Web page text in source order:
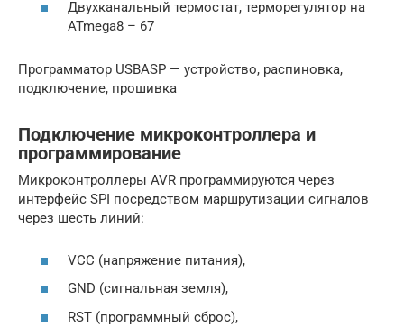
Двухканальный термостат, терморегулятор на
ATmega8 – 67
Программатор USBASP — устройство, распиновка,
подключение, прошивка
Подключение микроконтроллера и
программирование
Микроконтроллеры AVR программируются через
интерфейс SPI посредством маршрутизации сигналов
через шесть линий:
VCC (напряжение питания),
GND (сигнальная земля),
RST (программный сброс),